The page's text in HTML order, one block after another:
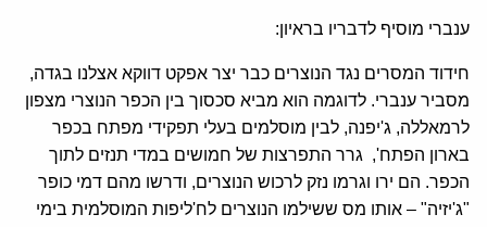
ענברי מוסיף לדבריו בראיון:
חידוד המסרים נגד הנוצרים כבר יצר אפקט דווקא אצלנו בגדה,
מסביר ענברי. לדוגמה הוא מביא סכסוך בין הכפר הנוצרי מצפון
לרמאללה, ג'יפנה, לבין מוסלמים בעלי תפקידי מפתח בכפר
בארון הפתח', גרר התפרצות של חמושים במדי תנזים לתוך
הכפר. הם ירו וגרמו נזק לרכוש הנוצרים, ודרשו מהם דמי כופר
"ג'יזיה" – אותו מס ששילמו הנוצרים לח'ליפות המוסלמית בימי